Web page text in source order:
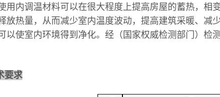
用内调温材料可以在很大程度上提高房屋的蓄热，
放热量，从而减少室内温度波动，提高建筑采暖、
以使室内环境得到净化。经（国家权威检测部门）检
要求